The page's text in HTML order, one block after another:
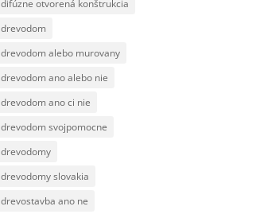
difúzne otvorená konštrukcia
drevodom
drevodom alebo murovany
drevodom ano alebo nie
drevodom ano ci nie
drevodom svojpomocne
drevodomy
drevodomy slovakia
drevostavba ano ne